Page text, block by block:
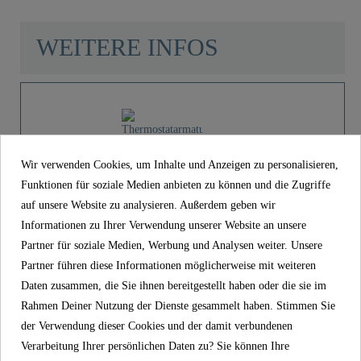
Farbe Schwarz Matt
Gewicht 1,4 Kg
Breite 6,7 Cm
Höhe 6,0 Cm
Länge 26,6 Cm
WEITERE INFOS
Thermostatarmatur mit Verbinder,
Schwarz matt - 021..
Preis
149,99 €
Artikel-Nr 02155
Wir verwenden Cookies, um Inhalte und Anzeigen zu personalisieren,
Funktionen für soziale Medien anbieten zu können und die Zugriffe
auf unsere Website zu analysieren. Außerdem geben wir
Informationen zu Ihrer Verwendung unserer Website an unsere
Partner für soziale Medien, Werbung und Analysen weiter. Unsere
Partner führen diese Informationen möglicherweise mit weiteren
Daten zusammen, die Sie ihnen bereitgestellt haben oder die sie im
Rahmen Deiner Nutzung der Dienste gesammelt haben. Stimmen Sie
der Verwendung dieser Cookies und der damit verbundenen
Verarbeitung Ihrer persönlichen Daten zu? Sie können Ihre